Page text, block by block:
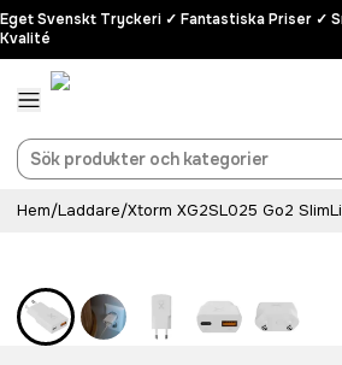
Eget Svenskt Tryckeri ✓ Fantastiska Priser ✓
Kvalité
Hem/Laddare/Xtorm XG2SL025 Go2